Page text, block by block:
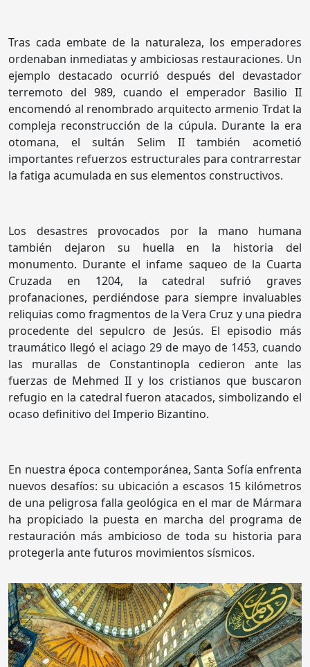
Tras cada embate de la naturaleza, los emperadores
ordenaban inmediatas y ambiciosas restauraciones. Un
ejemplo destacado ocurrió después del devastador
terremoto del 989, cuando el emperador Basilio II
encomendó al renombrado arquitecto armenio Trdat la
compleja reconstrucción de la cúpula. Durante la era
otomana, el sultán Selim II también acometió
importantes refuerzos estructurales para contrarrestar
la fatiga acumulada en sus elementos constructivos.
Los desastres provocados por la mano humana
también dejaron su huella en la historia del
monumento. Durante el infame saqueo de la Cuarta
Cruzada en 1204, la catedral sufrió graves
profanaciones, perdiéndose para siempre invaluables
reliquias como fragmentos de la Vera Cruz y una piedra
procedente del sepulcro de Jesús. El episodio más
traumático llegó el aciago 29 de mayo de 1453, cuando
las murallas de Constantinopla cedieron ante las
fuerzas de Mehmed II y los cristianos que buscaron
refugio en la catedral fueron atacados, simbolizando el
ocaso definitivo del Imperio Bizantino.
En nuestra época contemporánea, Santa Sofía enfrenta
nuevos desafíos: su ubicación a escasos 15 kilómetros
de una peligrosa falla geológica en el mar de Mármara
ha propiciado la puesta en marcha del programa de
restauración más ambicioso de toda su historia para
protegerla ante futuros movimientos sísmicos.